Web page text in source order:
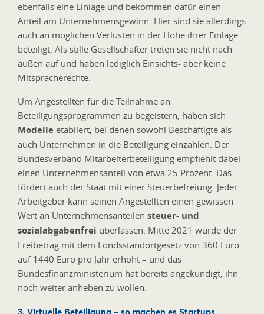
ebenfalls eine Einlage und bekommen dafür einen
Anteil am Unternehmensgewinn. Hier sind sie allerdings
auch an möglichen Verlusten in der Höhe ihrer Einlage
beteiligt. Als stille Gesellschafter treten sie nicht nach
außen auf und haben lediglich Einsichts- aber keine
Mitspracherechte.
Um Angestellten für die Teilnahme an
Beteiligungsprogrammen zu begeistern, haben sich
Modelle etabliert, bei denen sowohl Beschäftigte als
auch Unternehmen in die Beteiligung einzahlen. Der
Bundesverband Mitarbeiterbeteiligung empfiehlt dabei
einen Unternehmensanteil von etwa 25 Prozent. Das
fördert auch der Staat mit einer Steuerbefreiung. Jeder
Arbeitgeber kann seinen Angestellten einen gewissen
Wert an Unternehmensanteilen steuer- und
sozialabgabenfrei überlassen. Mitte 2021 wurde der
Freibetrag mit dem Fondsstandortgesetz von 360 Euro
auf 1440 Euro pro Jahr erhöht – und das
Bundesfinanzministerium hat bereits angekündigt, ihn
noch weiter anheben zu wollen.
3. Virtuelle Beteiligung – so machen es Startups